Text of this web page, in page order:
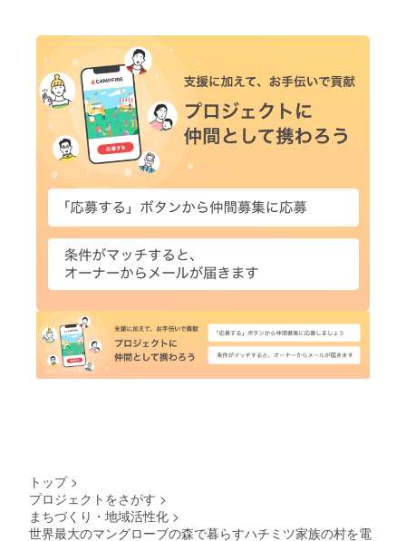
トップ >
プロジェクトをさがす >
まちづくり・地域活性化 >
世界最大のマングローブの森で暮らすハチミツ家族の村を電